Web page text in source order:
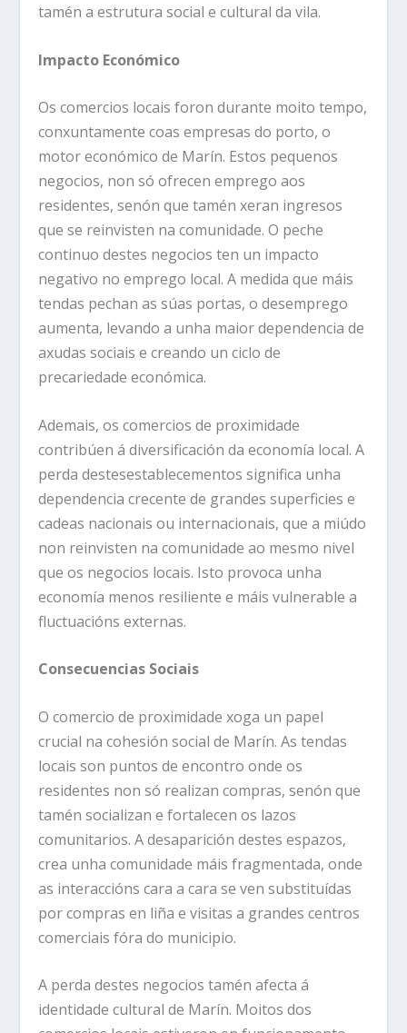
tamén a estrutura social e cultural da vila.
Impacto Económico
Os comercios locais foron durante moito tempo,
conxuntamente coas empresas do porto, o
motor económico de Marín. Estos pequenos
negocios, non só ofrecen emprego aos
residentes, senón que tamén xeran ingresos
que se reinvisten na comunidade. O peche
continuo destes negocios ten un impacto
negativo no emprego local. A medida que máis
tendas pechan as súas portas, o desemprego
aumenta, levando a unha maior dependencia de
axudas sociais e creando un ciclo de
precariedade económica.
Ademais, os comercios de proximidade
contribúen á diversificación da economía local. A
perda destesestablecementos significa unha
dependencia crecente de grandes superficies e
cadeas nacionais ou internacionais, que a miúdo
non reinvisten na comunidade ao mesmo nivel
que os negocios locais. Isto provoca unha
economía menos resiliente e máis vulnerable a
fluctuacións externas.
Consecuencias Sociais
O comercio de proximidade xoga un papel
crucial na cohesión social de Marín. As tendas
locais son puntos de encontro onde os
residentes non só realizan compras, senón que
tamén socializan e fortalecen os lazos
comunitarios. A desaparición destes espazos,
crea unha comunidade máis fragmentada, onde
as interaccións cara a cara se ven substituídas
por compras en liña e visitas a grandes centros
comerciais fóra do municipio.
A perda destes negocios tamén afecta á
identidade cultural de Marín. Moitos dos